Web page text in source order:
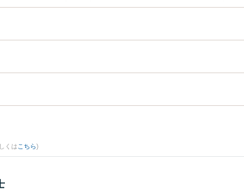
ラブル解決の実績豊富な近くの弁護士を検索したい』『初
。
くは こちら)